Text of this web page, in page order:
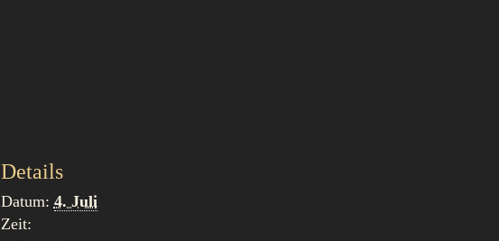
Details
Datum: 4. Juli
Zeit: